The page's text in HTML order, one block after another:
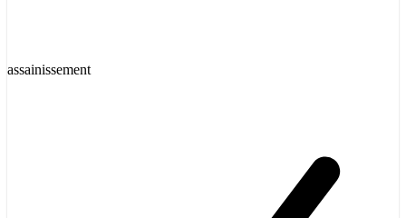
assainissement